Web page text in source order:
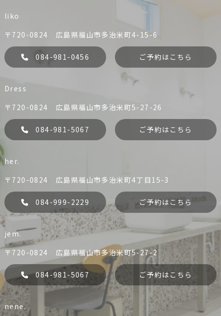
liko
084-981-0456
予約する
Dress
084-981-5067
her.
jem.
liko
〒720-0824 広島県福山市多治米町4-15-6
084-981-0456 ご予約はこちら
Dress
〒720-0824 広島県福山市多治米町5-27-26
084-981-5067 ご予約はこちら
her.
〒720-0824 広島県福山市多治米町4丁目15-3
084-999-2229 ご予約はこちら
jem.
〒720-0824 広島県福山市多治米町5-27-2
084-981-5067 ご予約はこちら
nene.